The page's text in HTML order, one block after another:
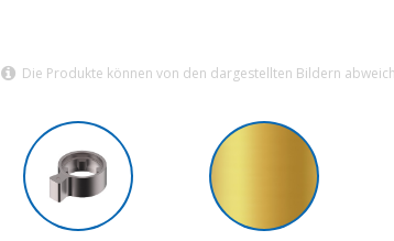
Die Produkte können von den dargestellten Bildern